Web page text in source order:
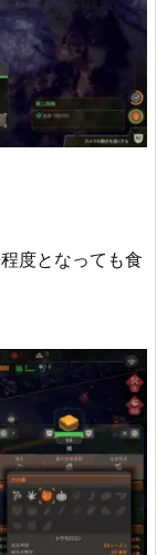
度となっても食